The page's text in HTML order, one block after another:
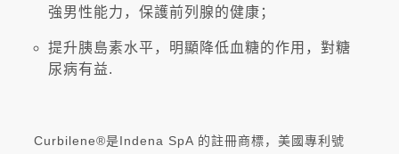
強男性能力，保護前列腺的健康；
提升胰島素水平，明顯降低血糖的作用，對糖
尿病有益.
Curbilene®是Indena SpA 的註冊商標，美國專利號